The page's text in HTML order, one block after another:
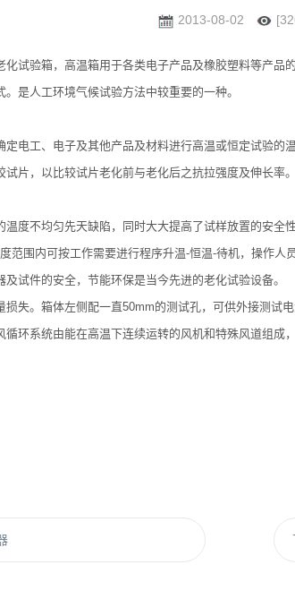
2013-08-02
试验箱，高温箱用于各类电子产品及橡胶塑料等产
是人工环境气候试验方法中较重要的一种。
电工、电子及其他产品及材料进行高温或恒定试验的
片，以比较试片老化前与老化后之抗拉强度及伸长
度不均匀先天缺陷，同时大大提高了试样放置的安
围内可按工作需要进行程序升温-恒温-待机，操作人
试件的安全，节能环保是当今先进的老化试验设备。
失。箱体左侧配一直50mm的测试孔，可供外接测
环系统由能在高温下连续运转的风机和特殊风道组